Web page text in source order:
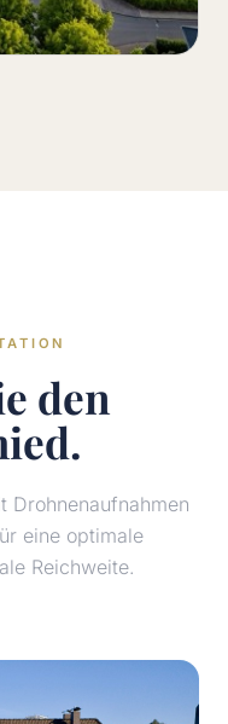
den
Drohnenaufnahmen
eine optimale
Reichweite.